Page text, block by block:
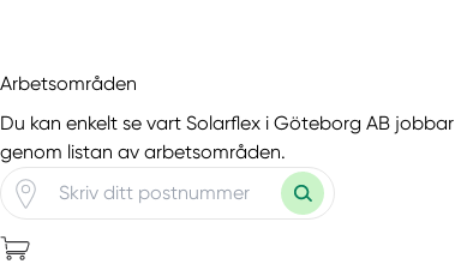
Arbetsområden
Du kan enkelt se vart Solarflex i Göteborg AB jobbar
genom listan av arbetsområden.